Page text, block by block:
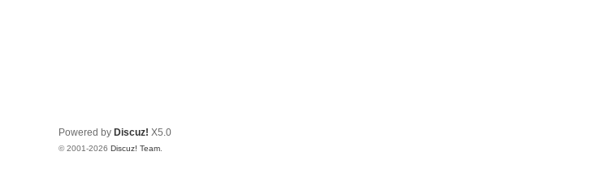
Powered by Discuz! X5.0
© 2001-2026 Discuz! Team